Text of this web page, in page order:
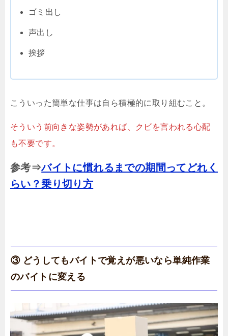
ゴミ出し
声出し
挨拶
こういった簡単な仕事は自ら積極的に取り組むこと。
そういう前向きな姿勢があれば、クビを言われる心配
も不要です。
参考⇒バイトに慣れるまでの期間ってどれく
らい？乗り切り方
③ どうしてもバイトで覚えが悪いなら単純作業
のバイトに変える